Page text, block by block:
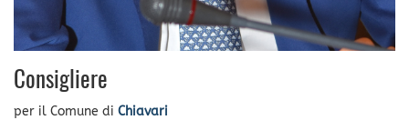
Consigliere
per il Comune di Chiavari